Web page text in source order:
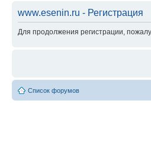
www.esenin.ru - Регистрация
Для продолжения регистрации,
Список форумов